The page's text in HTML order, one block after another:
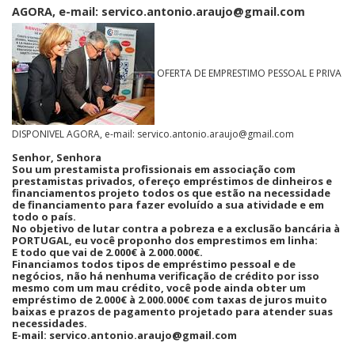
AGORA, e-mail: servico.antonio.araujo@gmail.com
OFERTA DE EMPRESTIMO PESSOAL E PRIVA
DISPONIVEL AGORA, e-mail: servico.antonio.araujo@gmail.com
Senhor, Senhora
Sou um prestamista profissionais em associação com
prestamistas privados, ofereço empréstimos de dinheiros e
financiamentos projeto todos os que estão na necessidade
de financiamento para fazer evoluído a sua atividade e em
todo o país.
No objetivo de lutar contra a pobreza e a exclusão bancária à
PORTUGAL, eu você proponho dos emprestimos em linha:
E todo que vai de 2.000€ à 2.000.000€.
Financiamos todos tipos de empréstimo pessoal e de
negócios, não há nenhuma verificação de crédito por isso
mesmo com um mau crédito, você pode ainda obter um
empréstimo de 2.000€ à 2.000.000€ com taxas de juros muito
baixas e prazos de pagamento projetado para atender suas
necessidades.
E-mail: servico.antonio.araujo@gmail.com